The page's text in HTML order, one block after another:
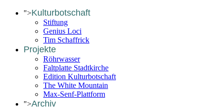
">Kulturbotschaft
Stiftung
Genius Loci
Tim Schaffrick
Projekte
Röhrwasser
Faltplatte Stadtkirche
Edition Kulturbotschaft
The White Mountain
Max-Senf-Plattform
">Archiv